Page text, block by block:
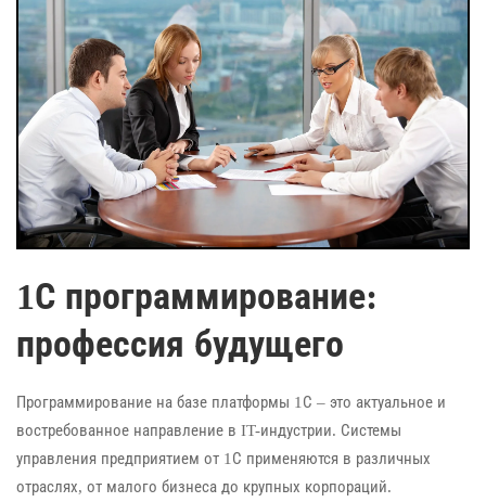
1С программирование:
профессия будущего
Программирование на базе платформы 1С – это актуальное и
востребованное направление в IT-индустрии. Системы
управления предприятием от 1С применяются в различных
отраслях, от малого бизнеса до крупных корпораций.